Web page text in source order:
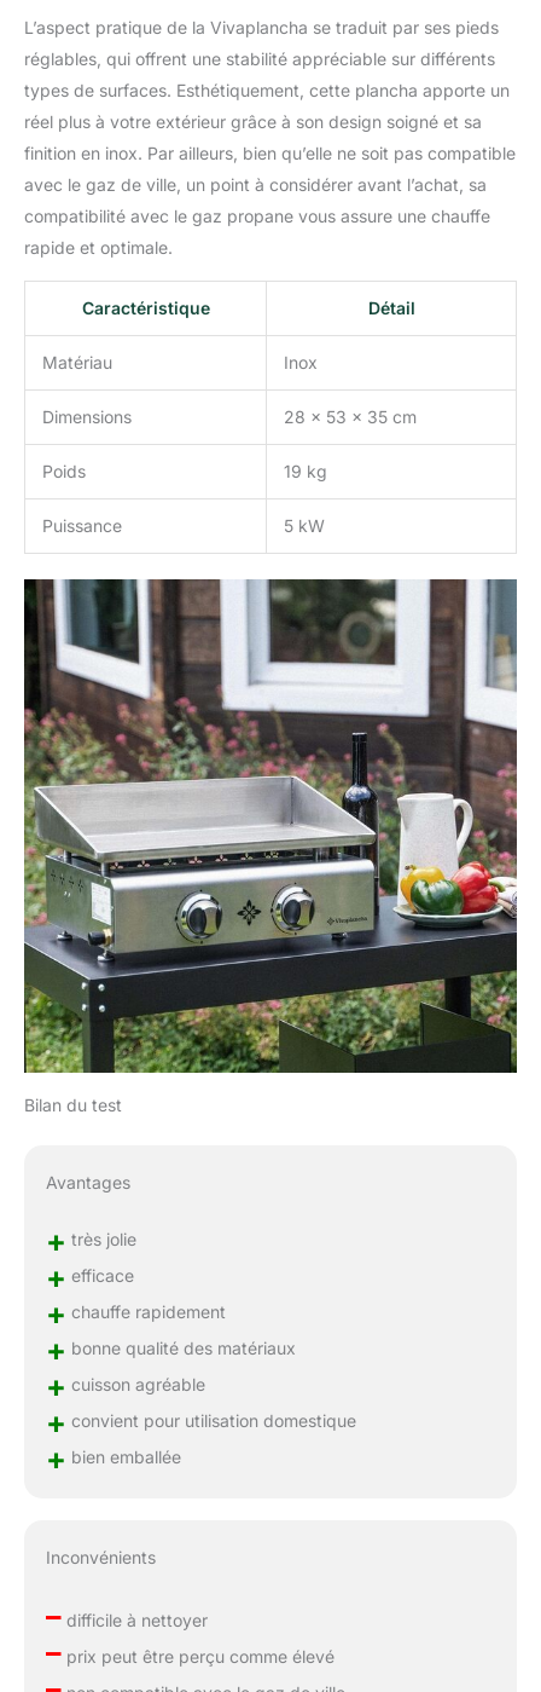
L’aspect pratique de la Vivaplancha se traduit par ses pieds
réglables, qui offrent une stabilité appréciable sur différents
types de surfaces. Esthétiquement, cette plancha apporte un
réel plus à votre extérieur grâce à son design soigné et sa
finition en inox. Par ailleurs, bien qu’elle ne soit pas compatible
avec le gaz de ville, un point à considérer avant l’achat, sa
compatibilité avec le gaz propane vous assure une chauffe
rapide et optimale.
Caractéristique Détail
Matériau Inox
Dimensions 28 x 53 x 35 cm
Poids 19 kg
Puissance 5 kW
Bilan du test
Avantages
+ très jolie
+ efficace
+ chauffe rapidement
+ bonne qualité des matériaux
+ cuisson agréable
+ convient pour utilisation domestique
+ bien emballée
Inconvénients
–difficile à nettoyer
–prix peut être perçu comme élevé